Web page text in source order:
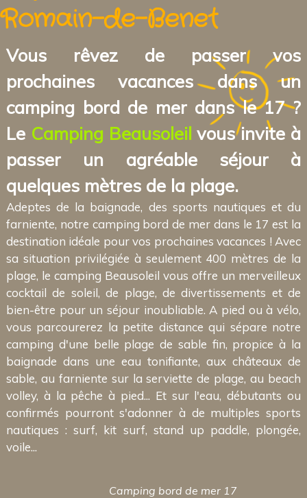
Romain-de-Benet
Vous rêvez de passer vos
prochaines vacances dans un
camping bord de mer dans le 17 ?
Le Camping Beausoleil vous invite à
passer un agréable séjour à
quelques mètres de la plage.
Adeptes de la baignade, des sports nautiques et du
farniente, notre camping bord de mer dans le 17 est la
destination idéale pour vos prochaines vacances ! Avec
sa situation privilégiée à seulement 400 mètres de la
plage, le camping Beausoleil vous offre un merveilleux
cocktail de soleil, de plage, de divertissements et de
bien-être pour un séjour inoubliable. A pied ou à vélo,
vous parcourerez la petite distance qui sépare notre
camping d'une belle plage de sable fin, propice à la
baignade dans une eau tonifiante, aux châteaux de
sable, au farniente sur la serviette de plage, au beach
volley, à la pêche à pied... Et sur l'eau, débutants ou
confirmés pourront s'adonner à de multiples sports
nautiques : surf, kit surf, stand up paddle, plongée,
voile...
Camping bord de mer 17